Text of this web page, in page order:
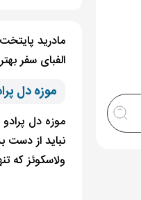
مادرید
الفبای سفر
موزه دل
ولاسکوئز که